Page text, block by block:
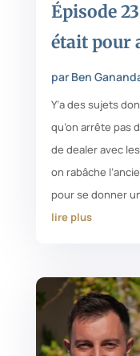
Épisode
était pour
par Ben
Y’a des sujets
qu’on arrête pas
de dealer avec
on rabâche
pour se donner
lire plus